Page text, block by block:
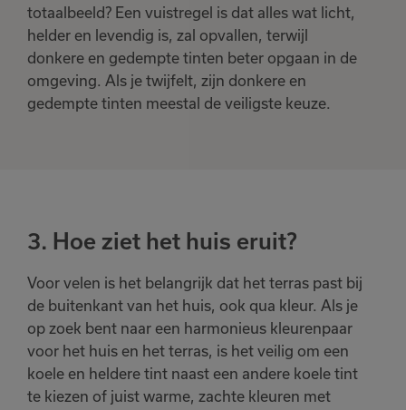
totaalbeeld? Een vuistregel is dat alles wat licht,
helder en levendig is, zal opvallen, terwijl
donkere en gedempte tinten beter opgaan in de
omgeving. Als je twijfelt, zijn donkere en
gedempte tinten meestal de veiligste keuze.
3. Hoe ziet het huis eruit?
Voor velen is het belangrijk dat het terras past bij
de buitenkant van het huis, ook qua kleur. Als je
op zoek bent naar een harmonieus kleurenpaar
voor het huis en het terras, is het veilig om een
koele en heldere tint naast een andere koele tint
te kiezen of juist warme, zachte kleuren met